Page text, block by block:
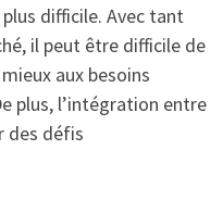
difficile. Avec tant
il peut être difficile de
aux besoins
plus, l’intégration entre
des défis